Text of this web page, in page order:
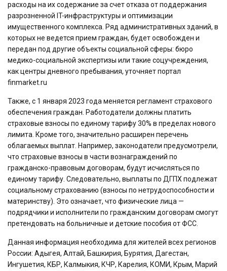
расходы на их содержание за счет отказа от поддержания
разрозненной IT-инфраструктуры и оптимизации
имущественного комплекса. Ряд административных зданий, в
которых не ведется прием граждан, будет освобожден и
передан под другие объекты социальной сферы: бюро
медико-социальной экспертизы или такие соцучреждения,
как центры дневного пребывания, уточняет портал
finmarket.ru
Также, с 1 января 2023 года меняется регламент страхового
обеспечения граждан. Работодатели должны платить
страховые взносы по единому тарифу 30% в пределах нового
лимита. Кроме того, значительно расширен перечень
облагаемых выплат. Например, законодатели предусмотрели,
что страховые взносы в части вознаграждений по
гражданско-правовым договорам, будут исчисляться по
единому тарифу. Следовательно, выплаты по ДГПХ подлежат
социальному страхованию (взносы по нетрудоспособности и
материнству). Это означает, что физические лица —
подрядчики и исполнители по гражданским договорам смогут
претендовать на больничные и детские пособия от ФСС.
Данная информация необходима для жителей всех регионов
России: Адыгея, Алтай, Башкирия, Бурятия, Дагестан,
Ингушетия, КБР, Калмыкия, КЧР, Карелия, КОМИ, Крым, Марий